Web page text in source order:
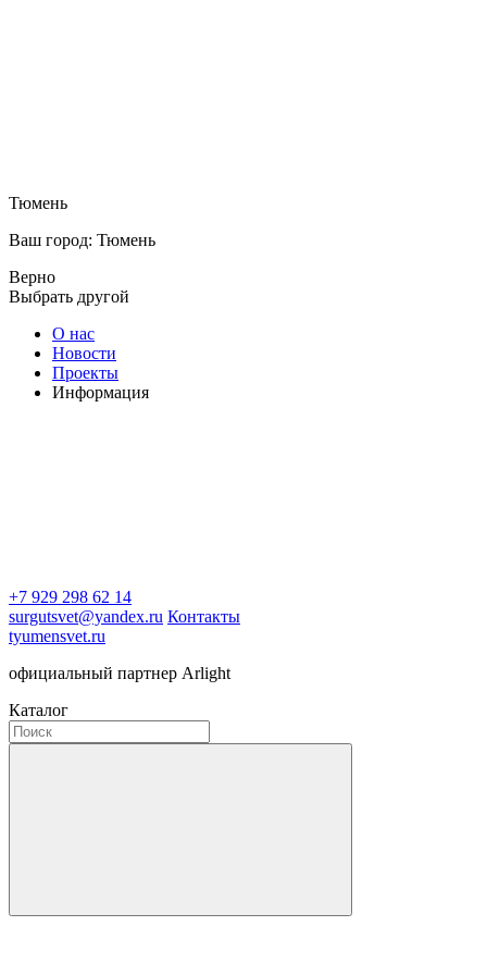
Тюмень
Ваш город: Тюмень
Верно
Выбрать другой
О нас
Новости
Проекты
Информация
+7 929 298 62 14
surgutsvet@yandex.ru Контакты
tyumensvet.ru
официальный партнер Arlight
Каталог